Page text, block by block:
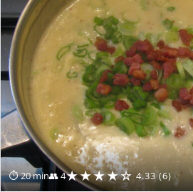
⏱ 20 min👥 4★★★★☆ 4.33 (6)